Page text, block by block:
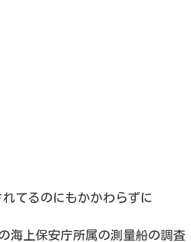
てるのにもかかわらずに
海上保安庁所属の測量船の調査